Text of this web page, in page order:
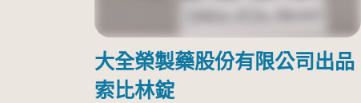
大全榮製藥股份有限公司出品
索比林錠